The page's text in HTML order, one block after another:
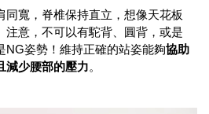
同寬，脊椎保持直立，想像天花板
注意，不可以有駝背、圓背，或是
NG姿勢！維持正確的站姿能夠協助
減少腰部的壓力。